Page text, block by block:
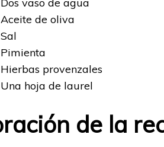
Dos vaso de agua
Aceite de oliva
Sal
Pimienta
Hierbas provenzales
Una hoja de laurel
de la